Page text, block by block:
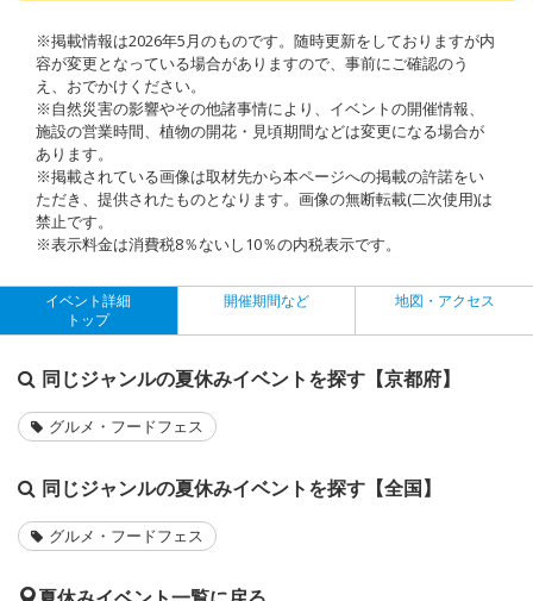
※掲載情報は2026年5月のものです。随時更新をしておりますが内
容が変更となっている場合がありますので、事前にご確認のう
え、おでかけください。
※自然災害の影響やその他諸事情により、イベントの開催情報、
施設の営業時間、植物の開花・見頃期間などは変更になる場合が
あります。
※掲載されている画像は取材先から本ページへの掲載の許諾をい
ただき、提供されたものとなります。画像の無断転載(二次使用)は
禁止です。
※表示料金は消費税8％ないし10％の内税表示です。
イベント詳細
トップ
開催期間など 地図・アクセス
同じジャンルの夏休みイベントを探す【京都府】
グルメ・フードフェス
同じジャンルの夏休みイベントを探す【全国】
グルメ・フードフェス